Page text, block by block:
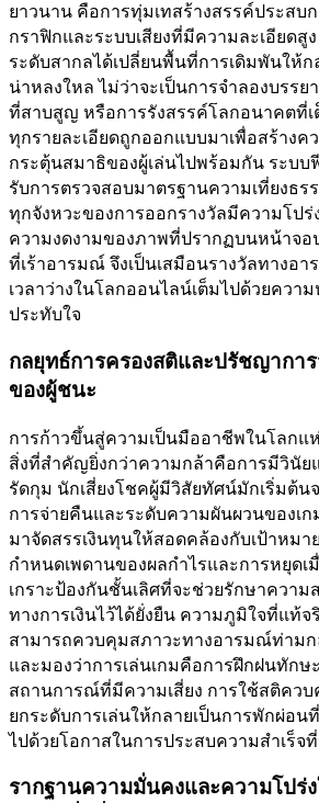
ยาวนาน คือการทุ่มเทสร้างสรรค์ประสบ
กราฟิกและระบบเสียงที่มีความละเอียด
ระดับสากลได้เปลี่ยนพื้นที่การเดิมพันให้
น่าหลงใหล ไม่ว่าจะเป็นการจำลองบรร
ที่สาบสูญ หรือการรังสรรค์โลกอนาคตที่เ
ทุกรายละเอียดถูกออกแบบมาเพื่อสร้างค
กระตุ้นสมาธิของผู้เล่นไปพร้อมกัน ระบบ
รับการตรวจสอบมาตรฐานความเที่ยงธร
ทุกจังหวะของการออกรางวัลมีความโปร่
ความงดงามของภาพที่ปรากฏบนหน้าจอ
ที่เร้าอารมณ์ จึงเป็นเสมือนรางวัลทางอ
เวลาว่างในโลกออนไลน์เต็มไปด้วยควา
ประทับใจ
กลยุทธ์การครองสติและปรัชญากา
ของผู้ชนะ
การก้าวขึ้นสู่ความเป็นมืออาชีพในโลกแ
สิ่งที่สำคัญยิ่งกว่าความกล้าคือการมีวินัย
รัดกุม นักเสี่ยงโชคผู้มีวิสัยทัศน์มักเริ่มต้น
การจ่ายคืนและระดับความผันผวนของเก
มาจัดสรรเงินทุนให้สอดคล้องกับเป้าหมา
กำหนดเพดานของผลกำไรและการหยุดเ
เกราะป้องกันชั้นเลิศที่จะช่วยรักษาความ
ทางการเงินไว้ได้ยั่งยืน ความภูมิใจที่แท้จ
สามารถควบคุมสภาวะทางอารมณ์ท่าม
และมองว่าการเล่นเกมคือการฝึกฝนทักษ
สถานการณ์ที่มีความเสี่ยง การใช้สติควบ
ยกระดับการเล่นให้กลายเป็นการพักผ่อ
ไปด้วยโอกาสในการประสบความสำเร็จ
รากฐานความมั่นคงและความโปร่